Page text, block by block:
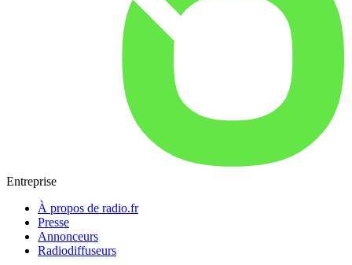
Entreprise
À propos de radio.fr
Presse
Annonceurs
Radiodiffuseurs